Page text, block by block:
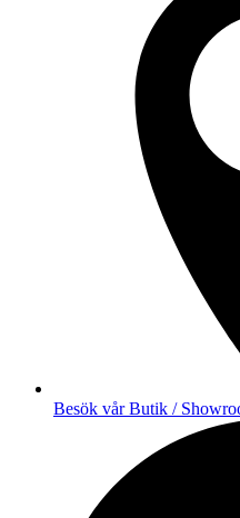
Besök vår Butik /